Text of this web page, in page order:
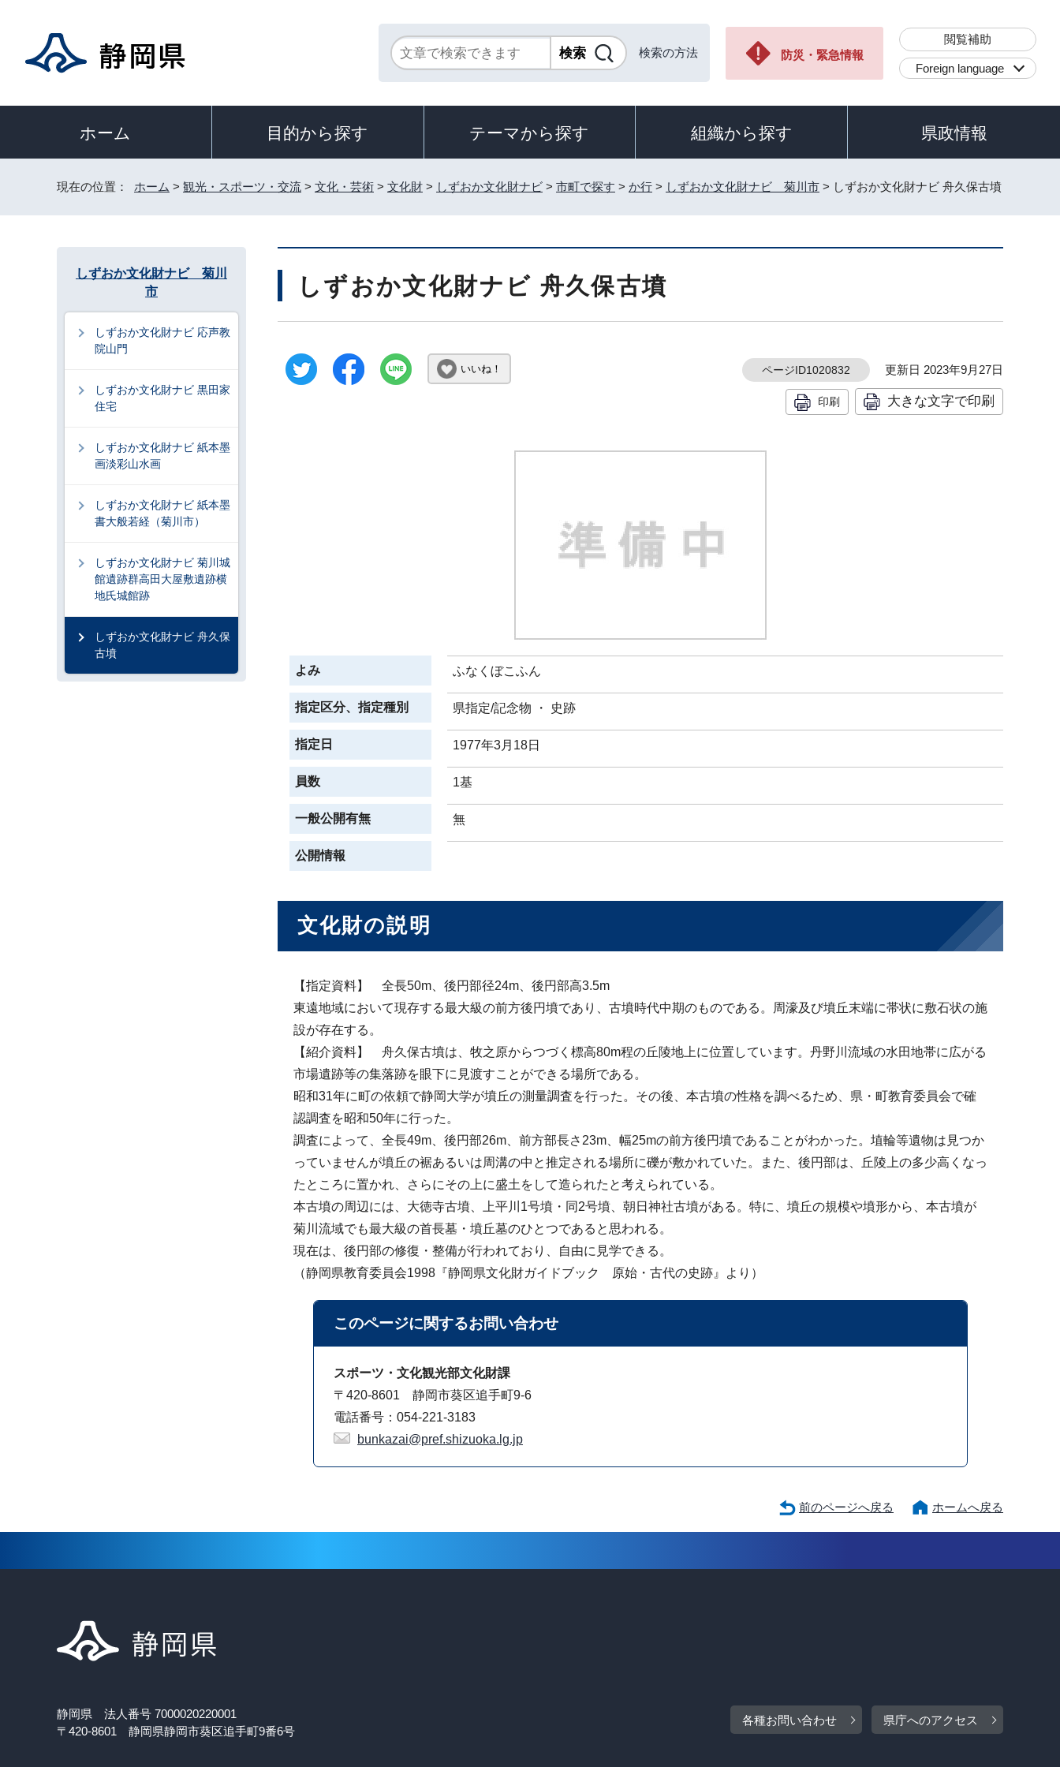
検索の方法 防災・緊急情報
閲覧補助
Foreign language
ホーム 目的から探す テーマから探す 組織から探す 県政情報
現在の位置： ホーム > 観光・スポーツ・交流 > 文化・芸術 > 文化財 > しずおか文化財ナビ > 市町で探す > か行 > しずおか文化財ナビ 菊川市 > しずおか文化財ナビ 舟久保古墳
しずおか文化財ナビ 舟久保古墳
いいね！ ページID1020832 更新日 2023年9月27日
印刷 大きな文字で印刷
よみ ふなくぼこふん
指定区分、指定種別 県指定/記念物 ・ 史跡
指定日 1977年3月18日
員数 1基
一般公開有無 無
公開情報
文化財の説明
【指定資料】 全長50m、後円部径24m、後円部高3.5m
東遠地域において現存する最大級の前方後円墳であり、古墳時代中期のものである。周濠及び墳丘末端に帯状に敷石状の施
設が存在する。
【紹介資料】 舟久保古墳は、牧之原からつづく標高80m程の丘陵地上に位置しています。丹野川流域の水田地帯に広がる
市場遺跡等の集落跡を眼下に見渡すことができる場所である。
昭和31年に町の依頼で静岡大学が墳丘の測量調査を行った。その後、本古墳の性格を調べるため、県・町教育委員会で確
認調査を昭和50年に行った。
調査によって、全長49m、後円部26m、前方部長さ23m、幅25mの前方後円墳であることがわかった。埴輪等遺物は見つか
っていませんが墳丘の裾あるいは周溝の中と推定される場所に礫が敷かれていた。また、後円部は、丘陵上の多少高くなっ
たところに置かれ、さらにその上に盛土をして造られたと考えられている。
本古墳の周辺には、大徳寺古墳、上平川1号墳・同2号墳、朝日神社古墳がある。特に、墳丘の規模や墳形から、本古墳が
菊川流域でも最大級の首長墓・墳丘墓のひとつであると思われる。
現在は、後円部の修復・整備が行われており、自由に見学できる。
（静岡県教育委員会1998『静岡県文化財ガイドブック 原始・古代の史跡』より）
このページに関するお問い合わせ
スポーツ・文化観光部文化財課
〒420-8601 静岡市葵区追手町9-6
電話番号：054-221-3183
bunkazai@pref.shizuoka.lg.jp
しずおか文化財ナビ 菊川
市
しずおか文化財ナビ 応声教
院山門
しずおか文化財ナビ 黒田家
住宅
しずおか文化財ナビ 紙本墨
画淡彩山水画
しずおか文化財ナビ 紙本墨
書大般若経（菊川市）
しずおか文化財ナビ 菊川城
館遺跡群高田大屋敷遺跡横
地氏城館跡
しずおか文化財ナビ 舟久保
古墳
前のページへ戻る ホームへ戻る
静岡県 法人番号 7000020220001
〒420-8601 静岡県静岡市葵区追手町9番6号
各種お問い合わせ 県庁へのアクセス